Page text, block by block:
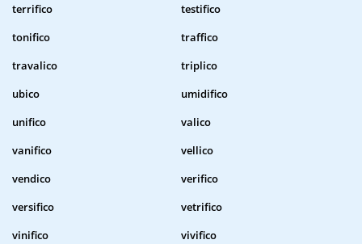
terrifico
testifico
tonifico
traffico
travalico
triplico
ubico
umidifico
unifico
valico
vanifico
vellico
vendico
verifico
versifico
vetrifico
vinifico
vivifico